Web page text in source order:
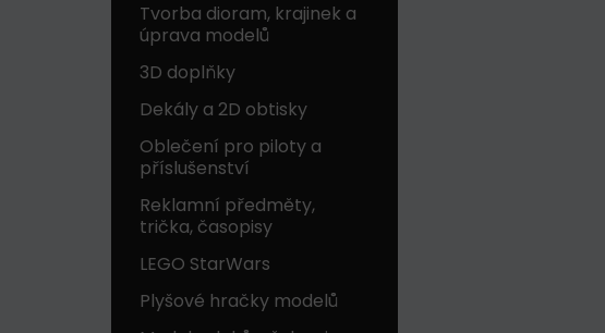
Tvorba dioram, krajinek a
úprava modelů
3D doplňky
Dekály a 2D obtisky
Oblečení pro piloty a
příslušenství
Reklamní předměty,
trička, časopisy
LEGO StarWars
Plyšové hračky modelů